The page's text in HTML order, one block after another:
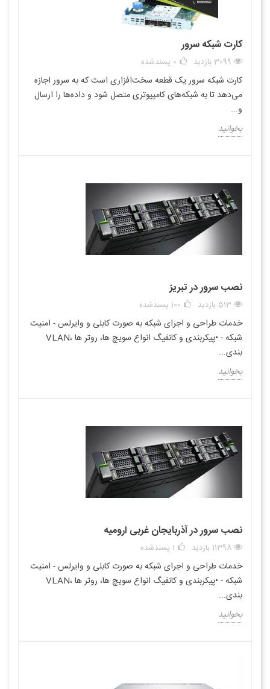
کارت شبکه سرور
3099 بازدید 0 پسندشده
کارت شبکه سرور یک قطعه سخت‌افزاری است که به سرور اجازه
می‌دهد تا به شبکه‌های کامپیوتری متصل شود و داده‌ها را ارسال
و...
بخوانید
نصب سرور در تبریز
513 بازدید 100 پسندشده
خدمات طراحی و اجرای شبکه به صورت کابلی و وایرلس - امنیت
شبکه - •پیکربندی و کانفیگ انواع سویچ ها، روتر ها ،VLAN
بندی...
بخوانید
نصب سرور در آذربایجان غربی ارومیه
11398 بازدید 1 پسندشده
خدمات طراحی و اجرای شبکه به صورت کابلی و وایرلس - امنیت
شبکه - •پیکربندی و کانفیگ انواع سویچ ها، روتر ها ،VLAN
بندی...
بخوانید